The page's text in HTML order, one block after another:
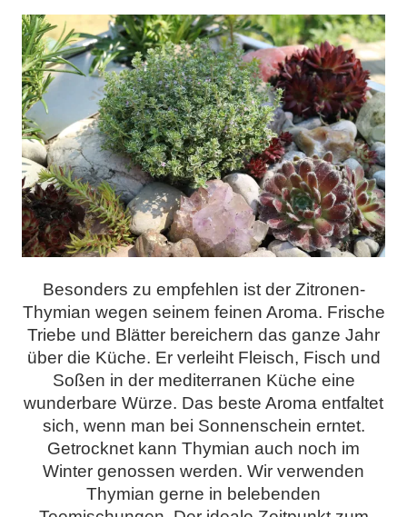
Besonders zu empfehlen ist der Zitronen-
Thymian wegen seinem feinen Aroma. Frische
Triebe und Blätter bereichern das ganze Jahr
über die Küche. Er verleiht Fleisch, Fisch und
Soßen in der mediterranen Küche eine
wunderbare Würze. Das beste Aroma entfaltet
sich, wenn man bei Sonnenschein erntet.
Getrocknet kann Thymian auch noch im
Winter genossen werden. Wir verwenden
Thymian gerne in belebenden